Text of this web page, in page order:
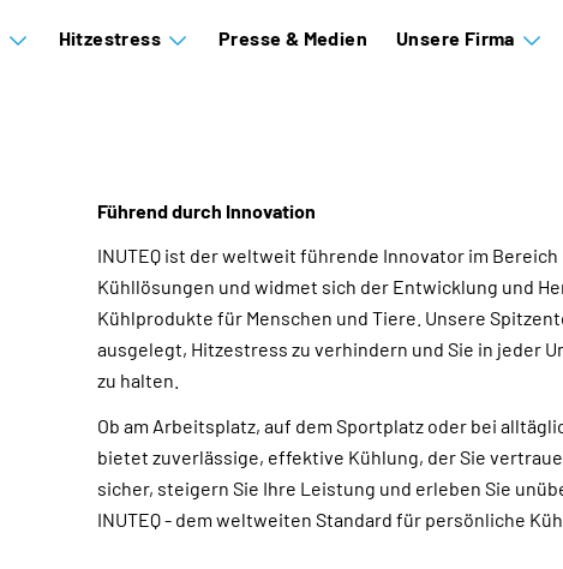
Hitzestress Presse & Medien Unsere Firma
Führend durch Innovation
INUTEQ ist der weltweit führende Innovator im
Kühllösungen und widmet sich der Entwicklung und
Kühlprodukte für Menschen und Tiere. Unsere
ausgelegt, Hitzestress zu verhindern und Sie in jeder
zu halten.
Ob am Arbeitsplatz, auf dem Sportplatz oder bei
bietet zuverlässige, effektive Kühlung, der Sie
sicher, steigern Sie Ihre Leistung und erleben Sie
INUTEQ - dem weltweiten Standard für persönliche